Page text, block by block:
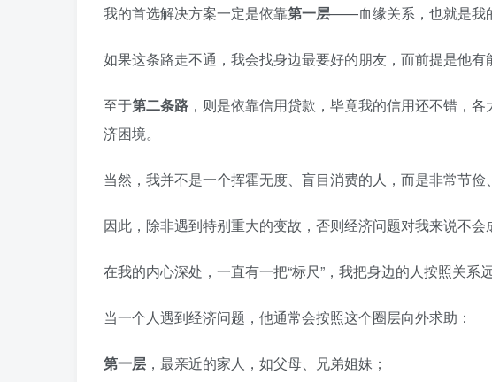
我的首选解决方案一定是依靠第一层——血缘关系，也就是我
如果这条路走不通，我会找身边最要好的朋友，而前提是他有
至于第二条路 ，则是依靠信用贷款，毕竟我的信用还不错，
济困境。
当然，我并不是一个挥霍无度、盲目消费的人，而是非常节俭
因此，除非遇到特别重大的变故，否则经济问题对我来说不会
在我的内心深处，一直有一把“标尺”，我把身边的人按照关系
当一个人遇到经济问题，他通常会按照这个圈层向外求助：
第一层 ，最亲近的家人，如父母、兄弟姐妹；